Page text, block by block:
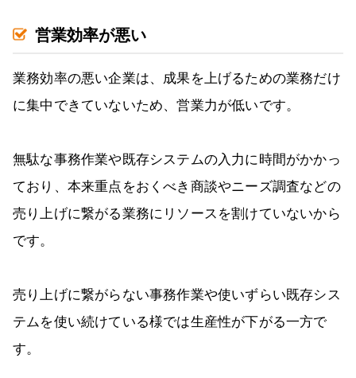
営業効率が悪い
業務効率の悪い企業は、成果を上げるための業務だけ
に集中できていないため、営業力が低いです。
無駄な事務作業や既存システムの入力に時間がかかっ
ており、本来重点をおくべき商談やニーズ調査などの
売り上げに繋がる業務にリソースを割けていないから
です。
売り上げに繋がらない事務作業や使いずらい既存シス
テムを使い続けている様では生産性が下がる一方で
す。